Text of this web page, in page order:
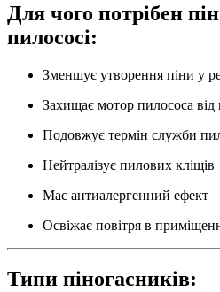
Для чого потрібен
пилососі:
Зменшує утворення піни у
Захищає мотор пилососа від
Подовжує термін служби
Нейтралізує пилових кліщів
Має антиалергенний ефект
Освіжає повітря в
Типи піногасників: